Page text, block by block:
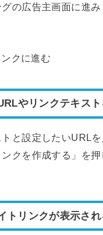
の広告主画面に進み
やリンクテキス
トと設定したいURL
ンクを作成する」を押
トリンクが表示され